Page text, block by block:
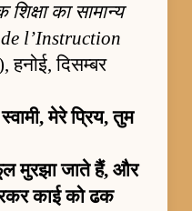
का सामान्य
l’Instruction
हनोई, दिसम्बर
मेरे प्रिय, तुम
मुरझा जाते हैं, और
काई को ढक